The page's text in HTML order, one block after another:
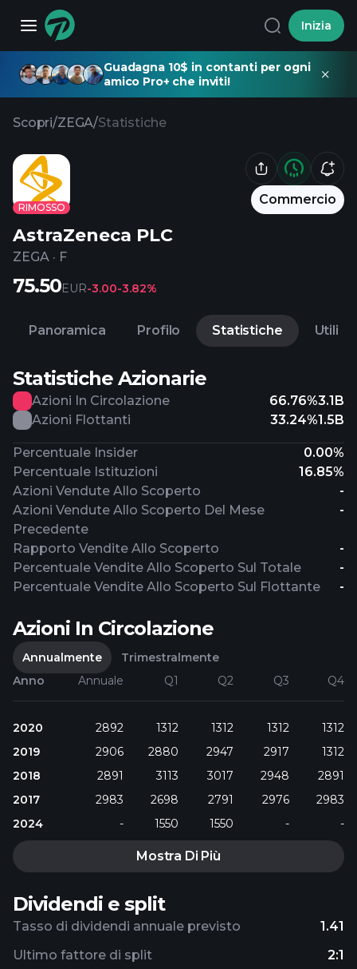
Inizia
Guadagna 10$ in contanti per ogni
amico Pro+ che inviti!
Scopri/ZEGA/Statistiche
RIMOSSO
Commercio
AstraZeneca PLC
ZEGA · F
75.50EUR-3.00-3.82%
Panoramica Profilo Statistiche Utili
Statistiche Azionarie
Azioni In Circolazione 66.76%3.1B
Azioni Flottanti
33.24%1.5B
Percentuale Insider
0.00%
Percentuale Istituzioni
16.85%
Azioni Vendute Allo Scoperto
-
Azioni Vendute Allo Scoperto Del Mese
Precedente
-
Rapporto Vendite Allo Scoperto
-
Percentuale Vendite Allo Scoperto Sul Totale
-
Percentuale Vendite Allo Scoperto Sul Flottante
-
Azioni In Circolazione
Annualmente
Trimestralmente
Anno
Annuale Q1 Q2 Q3 Q4
2020 2892 1312 1312 1312
1312
2019
2906 2880 2947 2917
1312
2018
2891 3113 3017 2948
2891
2017
2983 2698 2791 2976
2983
2024
- 1550 1550 - -
Mostra Di Più
Dividendi e split
Tasso di dividendi annuale previsto 1.41
Ultimo fattore di split 2:1